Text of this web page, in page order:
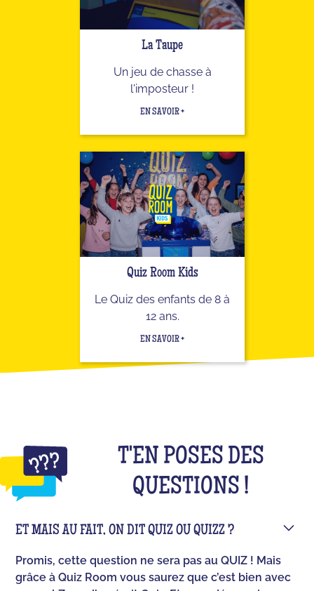
La Taupe
Un jeu de chasse à
l'imposteur !
EN SAVOIR +
Quiz Room Kids
Le Quiz des enfants de 8 à
12 ans.
EN SAVOIR +
T'EN POSES DES
QUESTIONS !
ET MAIS AU FAIT, ON DIT QUIZ OU QUIZZ ?
Promis, cette question ne sera pas au QUIZ ! Mais
grâce à Quiz Room vous saurez que c’est bien avec